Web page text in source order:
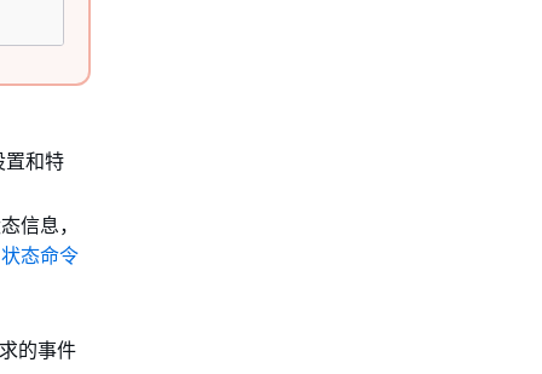
置和特
信息，
态命令
的事件